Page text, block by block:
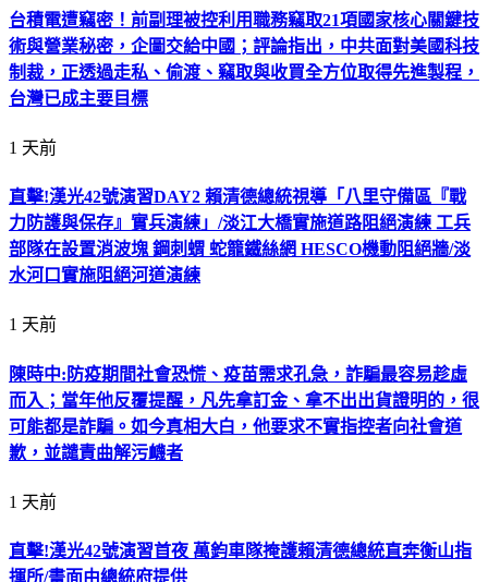
台積電遭竊密！前副理被控利用職務竊取21項國家核心關鍵技
術與營業秘密，企圖交給中國；評論指出，中共面對美國科技
制裁，正透過走私、偷渡、竊取與收買全方位取得先進製程，
台灣已成主要目標
1 天前
直擊!漢光42號演習DAY2 賴清德總統視導「八里守備區『戰
力防護與保存』實兵演練」/淡江大橋實施道路阻絕演練 工兵
部隊在設置消波塊 鋼刺蝟 蛇籠鐵絲網 HESCO機動阻絕牆/淡
水河口實施阻絕河道演練
1 天前
陳時中:防疫期間社會恐慌、疫苗需求孔急，詐騙最容易趁虛
而入；當年他反覆提醒，凡先拿訂金、拿不出出貨證明的，很
可能都是詐騙。如今真相大白，他要求不實指控者向社會道
歉，並譴責曲解污衊者
1 天前
直擊!漢光42號演習首夜 萬鈞車隊掩護賴清德總統直奔衡山指
揮所/畫面由總統府提供